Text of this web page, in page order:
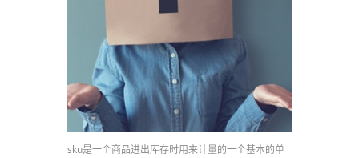
sku是一个商品进出库存时用来计量的一个基本的单